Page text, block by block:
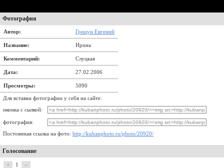
Фотография
Автор: Грицун Евгений
Название: Ирина
Комментарий: Слуцкая
Дата: 27.02.2006
Просмотры: 5090
Для вставки фотографии у себя на сайте:
иконка с сылкой:
фотография:
Постоянная ссылка на фото: http://kubanphoto.ru/photo/20920/
Голосование
+ 1 –